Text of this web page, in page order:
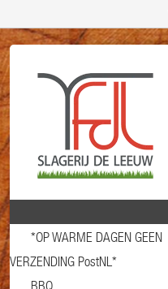
*OP WARME DAGEN GEEN
VERZENDING PostNL*
BBQ